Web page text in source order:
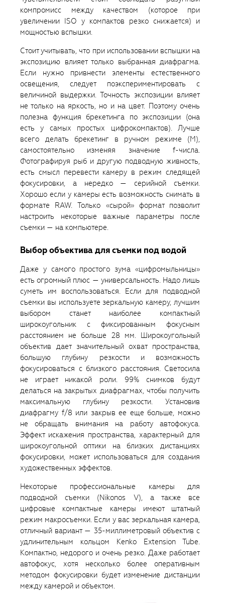
компромисс между качеством (которое при
увеличении ISO у компактов резко снижается) и
мощностью вспышки.
Стоит учитывать, что при использовании вспышки на
экспозицию влияет только выбранная диафрагма.
Если нужно привнести элементы естественного
освещения, следует поэкспериментировать с
величиной выдержки. Точность экспозиции влияет
не только на яркость, но и на цвет. Поэтому очень
полезна функция брекетинга по экспозиции (она
есть у самых простых цифрокомпактов). Лучше
всего делать брекетинг в ручном режиме (М),
самостоятельно изменяя значение f-числа.
Фотографируя рыб и другую подводную живность,
есть смысл перевести камеру в режим следящей
фокусировки, а нередко — серийной съемки.
Хорошо если у камеры есть возможность снимать в
формате RAW. Только «сырой» формат позволит
настроить некоторые важные параметры после
съемки — на компьютере.
Выбор объектива для съемки под водой
Даже у самого простого зума «цифромыльницы»
есть огромный плюс — универсальность. Надо лишь
суметь им воспользоваться. Если для подводной
съемки вы используете зеркальную камеру, лучшим
выбором станет наиболее компактный
широкоугольник с фиксированным фокусным
расстоянием не больше 28 мм. Широкоугольный
объектив дает значительный охват пространства,
большую глубину резкости и возможность
фокусироваться с близкого расстояния. Светосила
не играет никакой роли. 99% снимков будут
делаться на закрытых диафрагмах, чтобы получить
максимальную глубину резкости. Установив
диафрагму f/8 или закрыв ее еще больше, можно
не обращать внимания на работу автофокуса.
Эффект искажения пространства, характерный для
широкоугольной оптики на близких дистанциях
фокусировки, может использоваться для создания
художественных эффектов.
Некоторые профессиональные камеры для
подводной съемки (Nikonos V), а также все
цифровые компактные камеры имеют штатный
режим макросъемки. Если у вас зеркальная камера,
отличный вариант — 35-миллиметровый объектив с
удлинительным кольцом Kenko Extension Tube.
Компактно, недорого и очень резко. Даже работает
автофокус, хотя несколько более оперативным
методом фокусировки будет изменение дистанции
между камерой и объектом.